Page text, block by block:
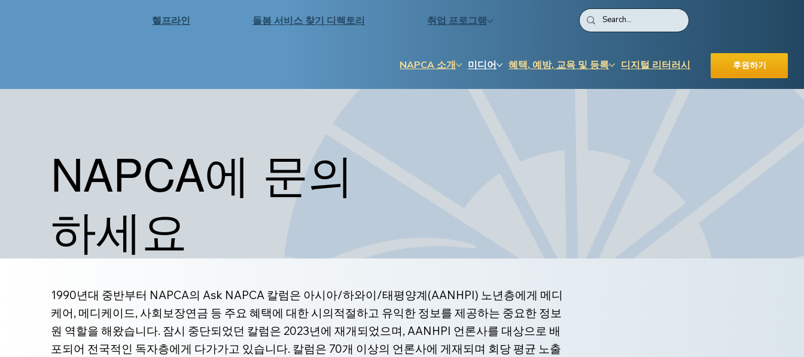
헬프라인 돌봄 서비스 찾기 디렉토리 취업 프로그램
NAPCA 소개 미디어 혜택, 예방, 교육 및 등록 디지털 리터러시 후원하기
NAPCA에 문의
하세요
1990년대 중반부터 NAPCA의 Ask NAPCA 칼럼은 아시아/하와이/태평양계(AANHPI) 노년층에게 메디
케어, 메디케이드, 사회보장연금 등 주요 혜택에 대한 시의적절하고 유익한 정보를 제공하는 중요한 정보
원 역할을 해왔습니다. 잠시 중단되었던 칼럼은 2023년에 재개되었으며, AANHPI 언론사를 대상으로 배
포되어 전국적인 독자층에게 다가가고 있습니다. 칼럼은 70개 이상의 언론사에 게재되며 회당 평균 노출